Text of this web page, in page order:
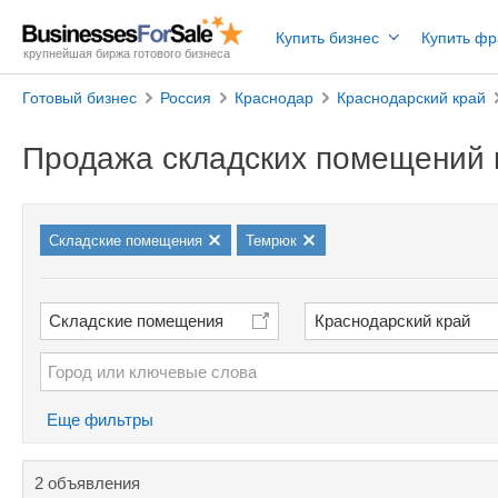
крупнейшая биржа готового бизнеса
Купить бизнес Купить
Готовый бизнес Россия Краснодар Краснодарский край
Продажа складских помещений
Cкладские помещения Темрюк
Cкладские помещения Краснодарский край
Еще фильтры
2 объявления